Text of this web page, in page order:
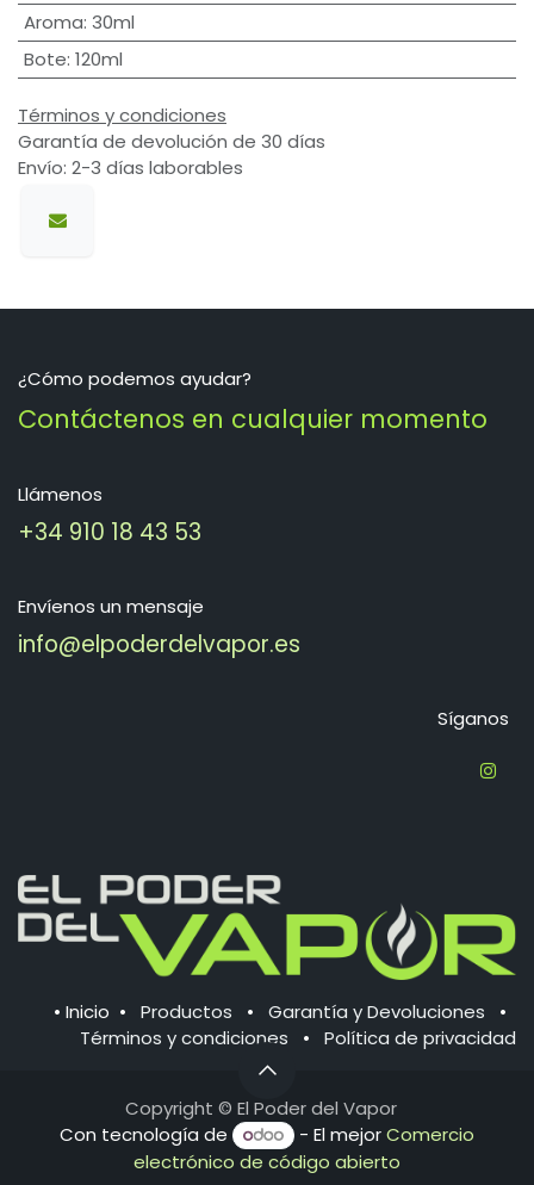
Aroma: 30ml
Bote: 120ml
Términos y condiciones
Garantía de devolución de 30 días
Envío: 2-3 días laborables
¿Cómo podemos ayudar?
Contáctenos en cualquier momento
Llámenos
+34 910 18 43 53
Envíenos un mensaje
info@elpoderdelvapor.es
Síganos
• Inicio • Productos • Garantía y Devoluciones
•
Términos y condiciones
• Política de ​privacidad
Copyright © El Poder del Vapor
Con tecnología de
- El mejorComercio
electrónico de código abierto